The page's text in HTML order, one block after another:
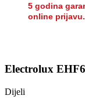
5 godina
online prijavu.
Electrolux
Dijeli